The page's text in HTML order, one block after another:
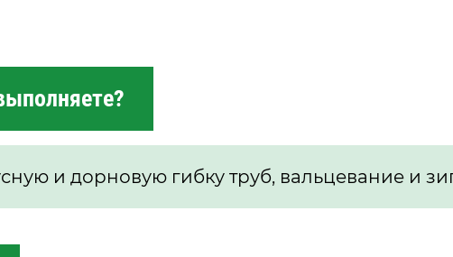
и дорновую гибку труб, вальцевание и